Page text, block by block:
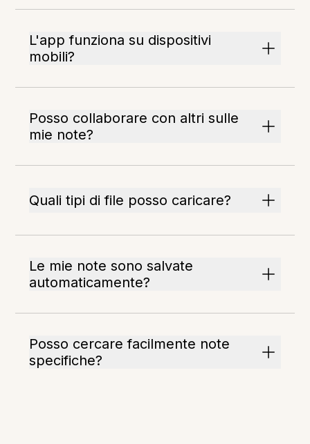
L'app funziona su dispositivi
mobili?
Posso collaborare con altri sulle
mie note?
Quali tipi di file posso caricare?
Le mie note sono salvate
automaticamente?
Posso cercare facilmente note
specifiche?